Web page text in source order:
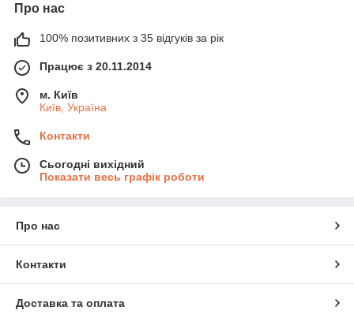
Про нас
100% позитивних з 35 відгуків за рік
Працює з 20.11.2014
м. Київ
Київ, Україна
Контакти
Сьогодні вихідний
Показати весь графік роботи
Про нас
Контакти
Доставка та оплата